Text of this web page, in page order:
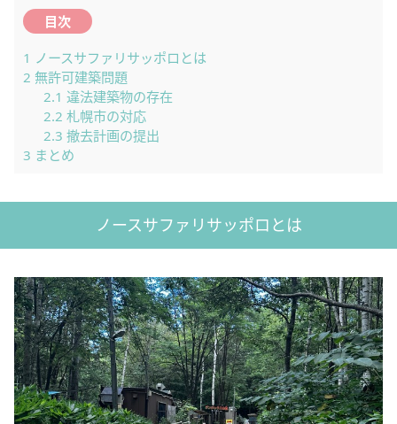
目次
1 ノースサファリサッポロとは
2 無許可建築問題
2.1 違法建築物の存在
2.2 札幌市の対応
2.3 撤去計画の提出
3 まとめ
ノースサファリサッポロとは